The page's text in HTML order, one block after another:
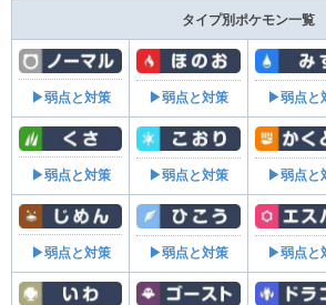
タイプ別ポケモン一覧
▶弱点と対策 ▶弱点と対策 ▶弱点と
▶弱点と対策 ▶弱点と対策 ▶弱点と
▶弱点と対策 ▶弱点と対策 ▶弱点と